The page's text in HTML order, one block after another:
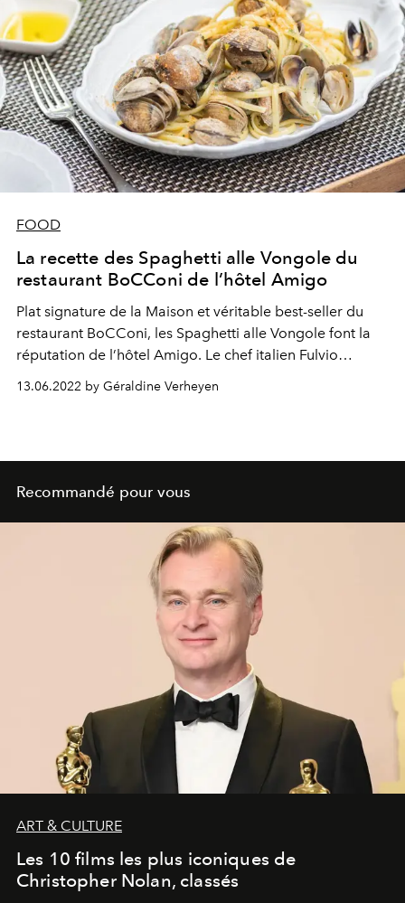
FOOD
La recette des Spaghetti alle Vongole du
restaurant BoCConi de l’hôtel Amigo
Plat signature de la Maison et véritable best-seller du
restaurant BoCConi, les Spaghetti alle Vongole font la
réputation de l’hôtel Amigo. Le chef italien Fulvio
Pierangelini nous en dévoile aujourd’hui la recette.
13.06.2022 by Géraldine Verheyen
Recommandé pour vous
ART & CULTURE
Les 10 films les plus iconiques de
Christopher Nolan, classés